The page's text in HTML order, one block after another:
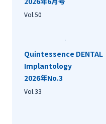
Vol.50
Quintessence DENTAL
Implantology
2026年No.3
Vol.33